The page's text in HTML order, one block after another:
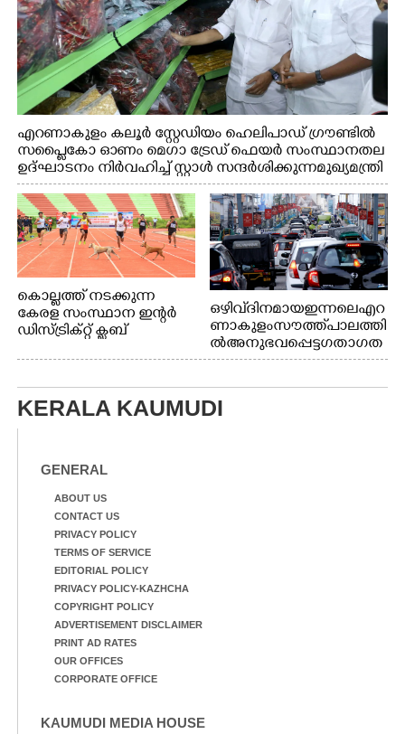
എറണാകുളം കലൂർ സ്റ്റേഡിയം ഹെലിപാഡ് ഗ്രൗണ്ടിൽ
സപ്ളൈകോ ഓണം മെഗാ ട്രേഡ് ഫെയർ സംസ്ഥാനതല
ഉദ്ഘാടനം നിർവഹിച്ച് സ്റ്റാൾ സന്ദർശിക്കുന്ന മുഖ്യമന്ത്രി
വി.ഡി. സതീശൻ. മന്ത്രി അനൂപ് ജേക്കബ് സമീപം
കൊല്ലത്ത് നടക്കുന്ന
കേരള സംസ്ഥാന ഇന്റർ
ഡിസ്ട്രിക്റ്റ് ക്ലബ്
ചാമ്പ്യൻഷിപ്പിൽ അണ്ടർ
20 ആൺകുട്ടികളുടെ 200
മീറ്റർ ഓട്ടം ഫൈനൽ
മത്സരത്തിനിടെ സിന്തറ്റിക്
ട്രാക്കിന് കുറുകെ ഓടുന്ന
ഒഴിവ് ദിനമായ ഇന്നലെ എറ
ണാകുളം സൗത്ത് പാലത്തി
ൽ അനുഭവപ്പെട്ട ഗതാഗത
ക്കുരുക്ക്
KERALA KAUMUDI
GENERAL
ABOUT US
CONTACT US
PRIVACY POLICY
TERMS OF SERVICE
EDITORIAL POLICY
PRIVACY POLICY-KAZHCHA
COPYRIGHT POLICY
ADVERTISEMENT DISCLAIMER
PRINT AD RATES
OUR OFFICES
CORPORATE OFFICE
KAUMUDI MEDIA HOUSE